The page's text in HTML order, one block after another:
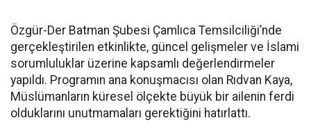
Özgür-Der Batman Şubesi Çamlıca Temsilciliği’nde
gerçekleştirilen etkinlikte, güncel gelişmeler ve İslami
sorumluluklar üzerine kapsamlı değerlendirmeler
yapıldı. Programın ana konuşmacısı olan Rıdvan Kaya,
Müslümanların küresel ölçekte büyük bir ailenin ferdi
olduklarını unutmamaları gerektiğini hatırlattı.